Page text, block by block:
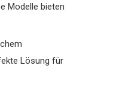
Modelle bieten
Lösung für